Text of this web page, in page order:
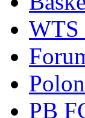
WTS
PB